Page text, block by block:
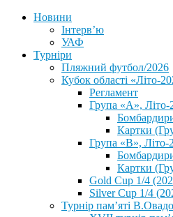
Новини
Інтерв’ю
УАФ
Турніри
Пляжний футбол/2026
Кубок області «Літо-
Регламент
Група «А», Літо-
Картки
Група «В», Літо-
Картки
Gold Cup 1/4
Silver Cup 1/4
Турнір пам’яті